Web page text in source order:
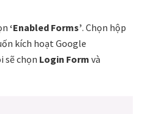
‘Enabled Forms’. Chọn hộp
kích hoạt Google
sẽ chọn Login Form và